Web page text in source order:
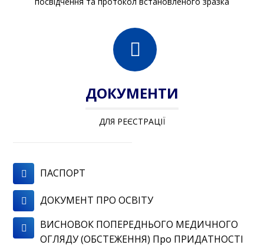
ДОКУМЕНТИ
ДЛЯ РЕЄСТРАЦІЇ
ПАСПОРТ
ДОКУМЕНТ ПРО ОСВІТУ
ВИСНОВОК ПОПЕРЕДНЬОГО МЕДИЧНОГО
ОГЛЯДУ (ОБСТЕЖЕННЯ) Про ПРИДАТНОСТІ